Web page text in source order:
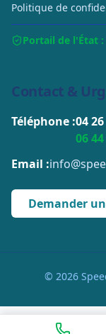
Politique de
Portail de l'État
Contact &
Téléphone :04
06
Email :
Demander
© 2026